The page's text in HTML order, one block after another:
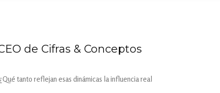
de Cifras & Conceptos
tanto reflejan esas dinámicas la influencia real